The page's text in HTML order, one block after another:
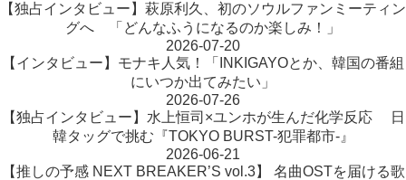
【独占インタビュー】萩原利久、初のソウルファンミーティン
グへ 「どんなふうになるのか楽しみ！」
2026-07-20
【インタビュー】モナキ人気！「INKIGAYOとか、韓国の番組
にいつか出てみたい」
2026-07-26
【独占インタビュー】水上恒司×ユンホが生んだ化学反応 日
韓タッグで挑む『TOKYO BURST-犯罪都市-』
2026-06-21
【推しの予感 NEXT BREAKER’S vol.3】 名曲OSTを届ける歌